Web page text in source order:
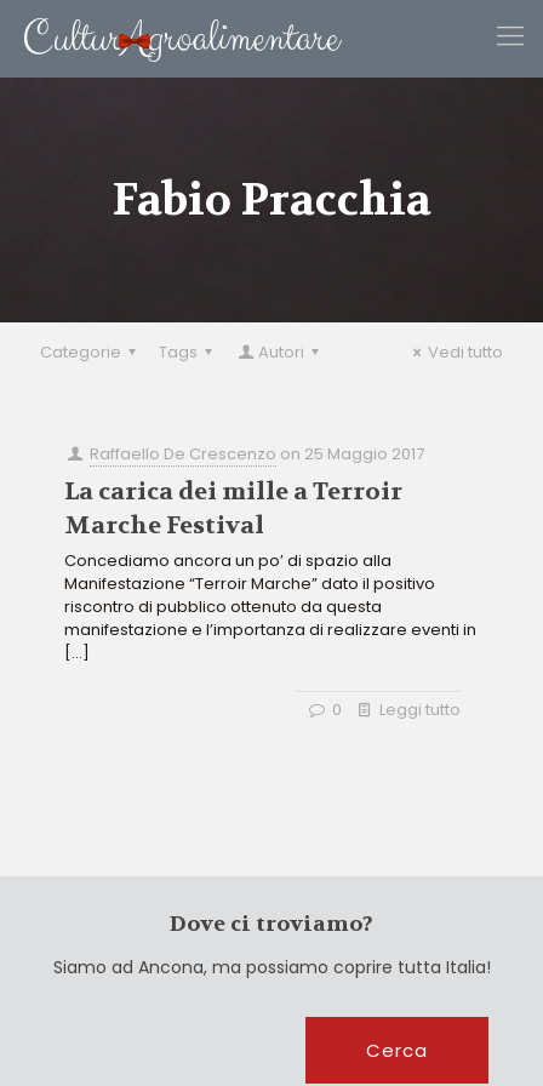
Fabio Pracchia
Categorie Tags Autori Vedi tutto
Raffaello De Crescenzo on 25 Maggio 2017
La carica dei mille a Terroir
Marche Festival
Concediamo ancora un po’ di spazio alla
Manifestazione “Terroir Marche” dato il positivo
riscontro di pubblico ottenuto da questa
manifestazione e l’importanza di realizzare eventi in
[…]
0 Leggi tutto
Dove ci troviamo?
Siamo ad Ancona, ma possiamo coprire tutta Italia!
Cerca